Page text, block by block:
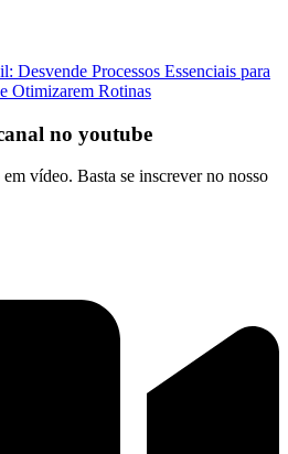
Desvende Processos Essenciais para
Otimizarem Rotinas
no youtube
vídeo. Basta se inscrever no nosso